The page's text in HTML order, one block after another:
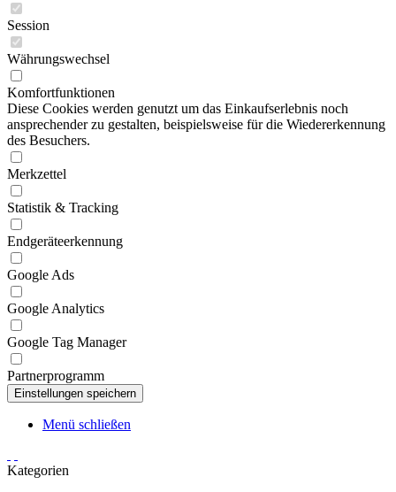
Session
Währungswechsel
Komfortfunktionen
Diese Cookies werden genutzt um das Einkaufserlebnis noch
ansprechender zu gestalten, beispielsweise für die Wiedererkennung
des Besuchers.
Merkzettel
Statistik & Tracking
Endgeräteerkennung
Google Ads
Google Analytics
Google Tag Manager
Partnerprogramm
Menü schließen
Kategorien